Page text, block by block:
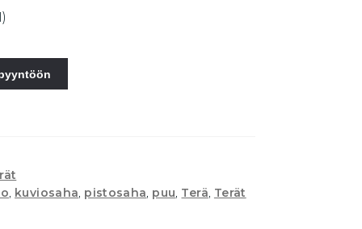
, kuviosaha, pistosaha, puu, Terä, Terät